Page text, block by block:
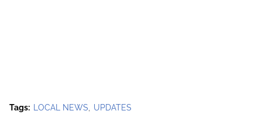
Tags: LOCAL NEWS UPDATES